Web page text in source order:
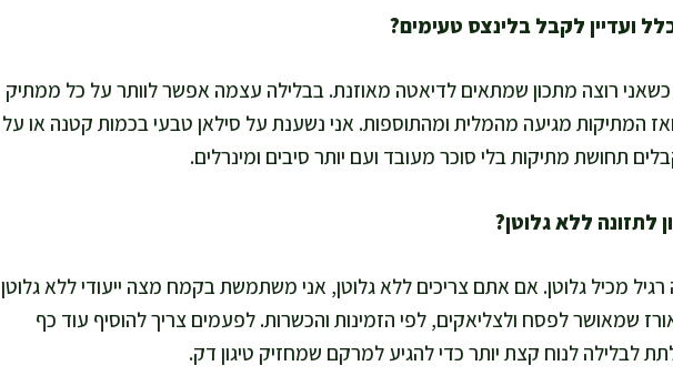
רוצה מתכון שמתאים לדיאטה מאוזנת. בבלילה עצמה אפשר לוותר על כל ממתיק
המתיקות מגיעה מהמלית ומהתוספות. אני נשענת על סילאן טבעי בכמות קטנה או על
תחושת מתיקות בלי סוכר מעובד ועם יותר סיבים ומינרלים.
מכיל גלוטן. אם אתם צריכים ללא גלוטן, אני משתמשת בקמח מצה ייעודי ללא גלוטן
שמאושר לפסח ולצליאקים, לפי הזמינות והכשרות. לפעמים צריך להוסיף עוד כף
לבלילה לנוח קצת יותר כדי להגיע למרקם שמחזיק טיגון דק.